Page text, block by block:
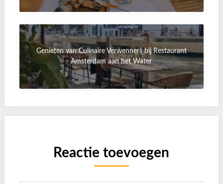
Genieten van Culinaire Verwennerij bij Restaurant
Amsterdam aan het Water
Reactie toevoegen